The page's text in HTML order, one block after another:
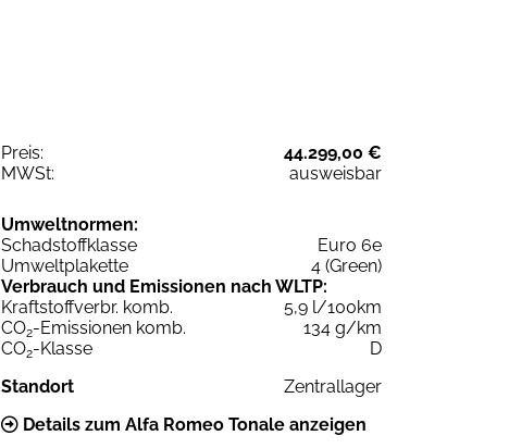
Preis:
44.299,00 €
MWSt:
ausweisbar
Umweltnormen:
Schadstoffklasse
Euro 6e
Umweltplakette
4 (Green)
Verbrauch und Emissionen nach WLTP:
Kraftstoffverbr. komb.
5,9 l/100km
CO2-Emissionen komb.
134 g/km
CO2-Klasse
D
Standort
Zentrallager
Details zum Alfa Romeo Tonale anzeigen